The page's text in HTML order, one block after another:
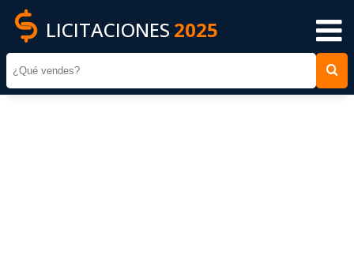
LICITACIONES 2025